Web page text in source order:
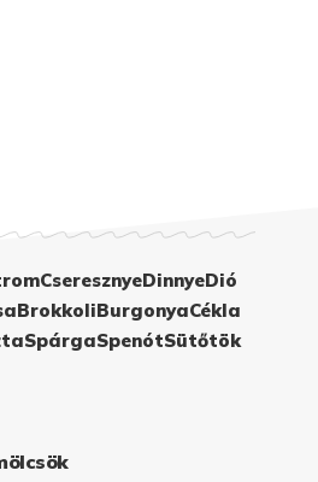
CseresznyeDinnyeDió
BrokkoliBurgonyaCékla
SpárgaSpenótSütőtök